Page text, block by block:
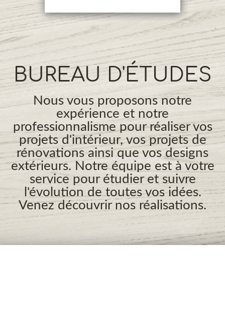
BUREAU D'ÉTUDES
Nous vous proposons notre
expérience et notre
professionnalisme pour réaliser vos
projets d'intérieur, vos projets de
rénovations ainsi que vos designs
extérieurs. Notre équipe est à votre
service pour étudier et suivre
l'évolution de toutes vos idées.
Venez découvrir nos réalisations.